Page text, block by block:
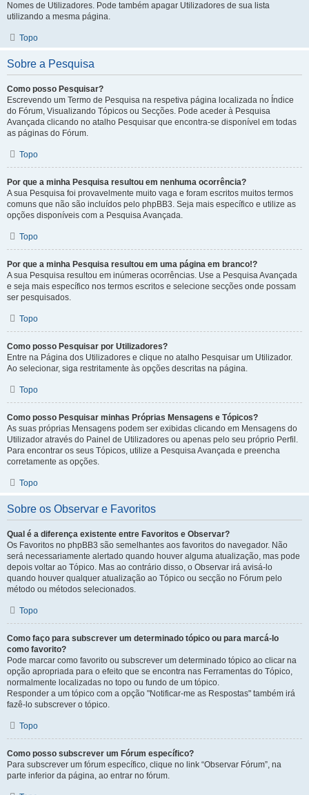
Nomes de Utilizadores. Pode também apagar Utilizadores de sua lista
utilizando a mesma página.
Topo
Sobre a Pesquisa
Como posso Pesquisar?
Escrevendo um Termo de Pesquisa na respetiva página localizada no Índice
do Fórum, Visualizando Tópicos ou Secções. Pode aceder à Pesquisa
Avançada clicando no atalho Pesquisar que encontra-se disponível em todas
as páginas do Fórum.
Topo
Por que a minha Pesquisa resultou em nenhuma ocorrência?
A sua Pesquisa foi provavelmente muito vaga e foram escritos muitos termos
comuns que não são incluídos pelo phpBB3. Seja mais específico e utilize as
opções disponíveis com a Pesquisa Avançada.
Topo
Por que a minha Pesquisa resultou em uma página em branco!?
A sua Pesquisa resultou em inúmeras ocorrências. Use a Pesquisa Avançada
e seja mais específico nos termos escritos e selecione secções onde possam
ser pesquisados.
Topo
Como posso Pesquisar por Utilizadores?
Entre na Página dos Utilizadores e clique no atalho Pesquisar um Utilizador.
Ao selecionar, siga restritamente às opções descritas na página.
Topo
Como posso Pesquisar minhas Próprias Mensagens e Tópicos?
As suas próprias Mensagens podem ser exibidas clicando em Mensagens do
Utilizador através do Painel de Utilizadores ou apenas pelo seu próprio Perfil.
Para encontrar os seus Tópicos, utilize a Pesquisa Avançada e preencha
corretamente as opções.
Topo
Sobre os Observar e Favoritos
Qual é a diferença existente entre Favoritos e Observar?
Os Favoritos no phpBB3 são semelhantes aos favoritos do navegador. Não
será necessariamente alertado quando houver alguma atualização, mas pode
depois voltar ao Tópico. Mas ao contrário disso, o Observar irá avisá-lo
quando houver qualquer atualização ao Tópico ou secção no Fórum pelo
método ou métodos selecionados.
Topo
Como faço para subscrever um determinado tópico ou para marcá-lo
como favorito?
Pode marcar como favorito ou subscrever um determinado tópico ao clicar na
opção apropriada para o efeito que se encontra nas Ferramentas do Tópico,
normalmente localizadas no topo ou fundo de um tópico.
Responder a um tópico com a opção "Notificar-me as Respostas" também irá
fazê-lo subscrever o tópico.
Topo
Como posso subscrever um Fórum específico?
Para subscrever um fórum específico, clique no link “Observar Fórum”, na
parte inferior da página, ao entrar no fórum.